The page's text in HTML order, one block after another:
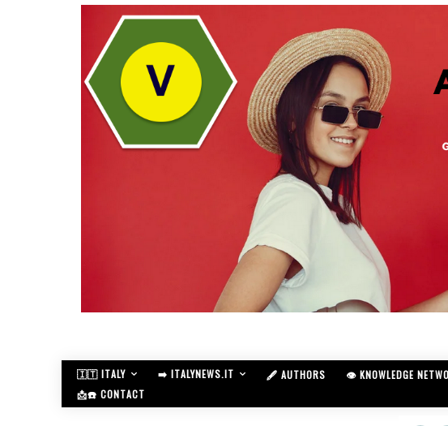
🇮🇹 ITALY ➡️ ITALYNEWS.IT 🖋️ AUTHORS 👁️ KNOWLEDGE
📩☎️ CONTACT